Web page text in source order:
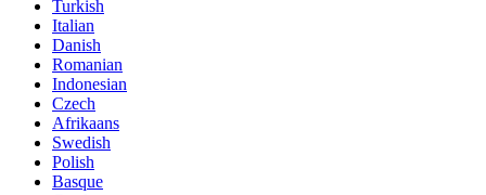
Turkish
Italian
Danish
Romanian
Indonesian
Czech
Afrikaans
Swedish
Polish
Basque